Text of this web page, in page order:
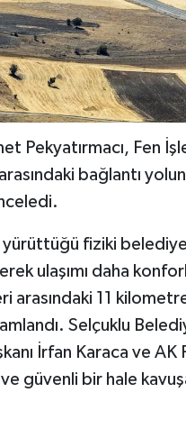
Pekyatırmacı, Fen
bağlantı
fiziki
ulaşımı daha
arasındaki 11
Selçuklu
İrfan Karaca ve
güvenli bir hale